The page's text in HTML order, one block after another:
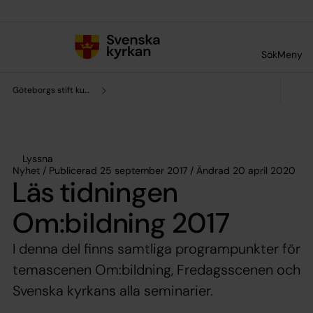
SökMeny
Göteborgs stift kultursamverkan
Lyssna
Nyhet / Publicerad 25 september 2017 / Ändrad 20 april 2020
Läs tidningen
Om:bildning 2017
I denna del finns samtliga programpunkter för
temascenen Om:bildning, Fredagsscenen och
Svenska kyrkans alla seminarier.